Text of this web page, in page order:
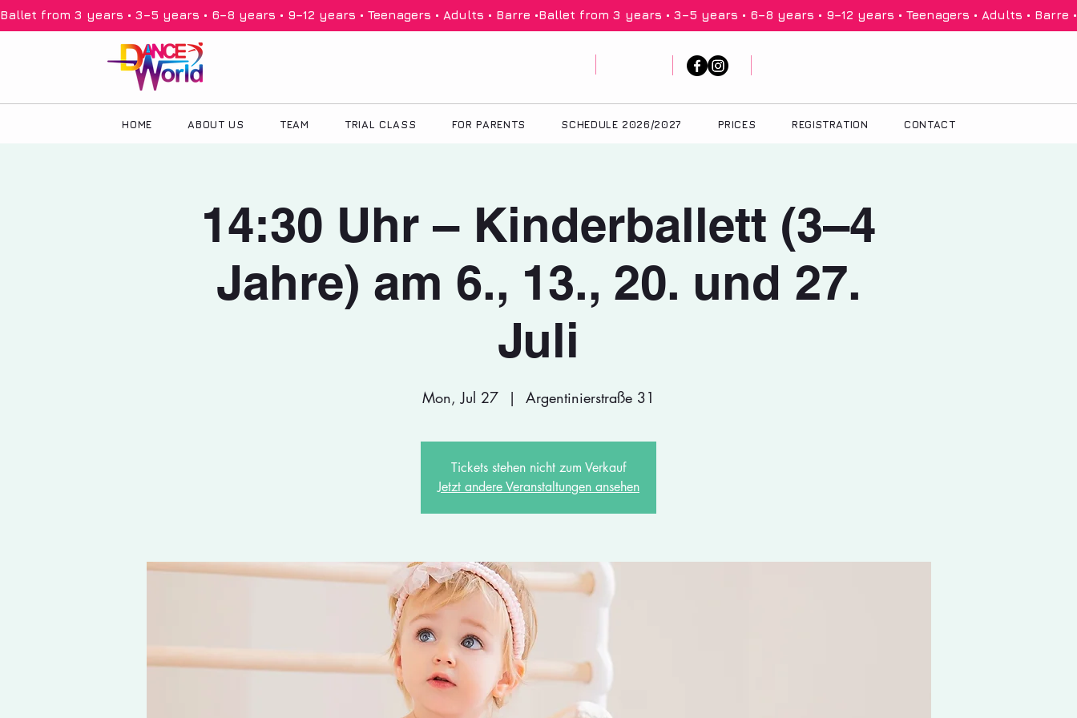
Ballet from 3 years • 3–5 years • 6–8 years • 9–12 years • Teenagers • Adults • Barre •
HOME ABOUT US TEAM TRIAL CLASS FOR PARENTS SCHEDULE 2026/2027 PRICES REGISTRATION CONTACT
14:30 Uhr – Kinderballett (3–4
Jahre) am 6., 13., 20. und 27.
Juli
Mon, Jul 27
  |
Argentinierstraße 31
Tickets stehen nicht zum Verkauf
Jetzt andere Veranstaltungen ansehen